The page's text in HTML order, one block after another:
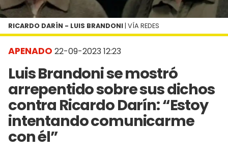
APENADO 22-09-2023 12:23
Luis Brandoni se mostró
arrepentido sobre sus dichos
contra Ricardo Darín: “Estoy
intentando comunicarme
con él”
RICARDO DARÍN - LUIS BRANDONI | VÍA REDES